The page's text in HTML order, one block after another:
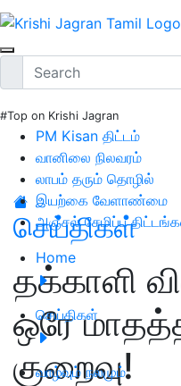
#Top on Krishi Jagran
PM Kisan திட்டம்
வானிலை நிலவரம்
லாபம் தரும் தொழில்
இயற்கை வேளாண்மை
அஞ்சல் சேமிப்பு
Home
செய்திகள்
வாழ்வும் நலமும்
செய்திகள்
தக்காளி
ஒரே
குறைவு!